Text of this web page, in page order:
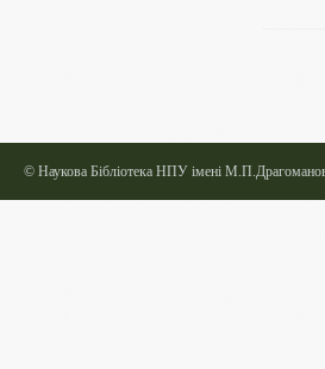
© Наукова Бібліотека НПУ імені